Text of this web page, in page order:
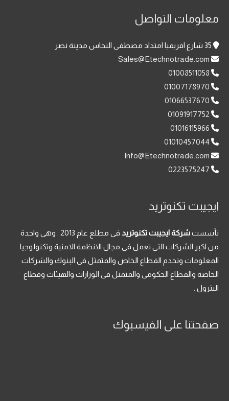
معلومات التواصل
01008511058
01007178970
01066537670
01091917752
01016115966
01010457044
0223575247
ايجيبت تكنوتريد
تأسستشركة ايجيبت تكنوتريد
فى مطلع عام 2013 . وهى واحدة
من اكبر الشركات التى تعمل فى مجال الانظمة الامنية وتكنولوجيا
المعلومات وتخدم القطاع الخاص والمتمثل فى البنوك والشركات
الخاصة والقطاع الحكومى والمتمثل فى الوزارات والهيئات وقطاع
البترول .
صفحتنا على الفيسبوك